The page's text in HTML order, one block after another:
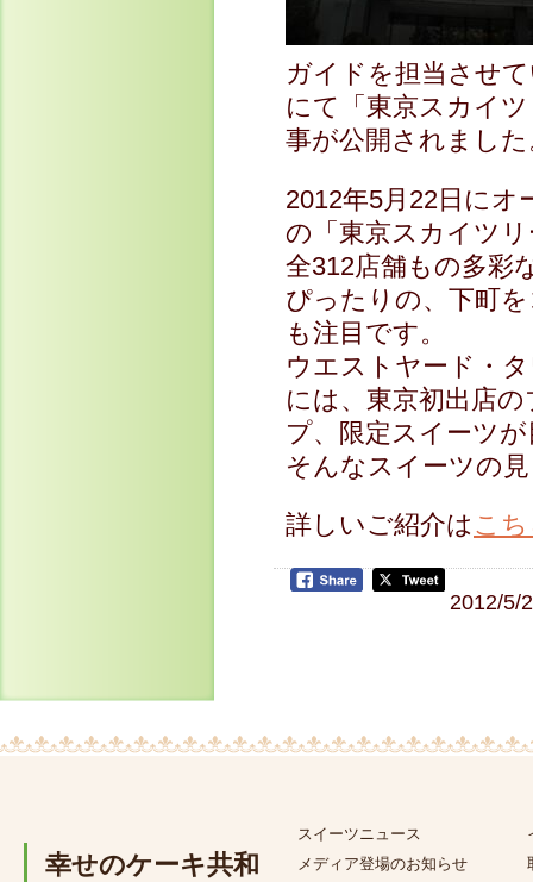
ガイドを担当させ
にて「東京スカイ
事が公開されました
2012年5月22日に
の「東京スカイツ
全312店舗もの多彩
ぴったりの、下町
も注目です。
ウエストヤード・
には、東京初出店
プ、限定スイーツ
そんなスイーツの
詳しいご紹介は こ
2012/5/
幸せのケーキ共和
スイーツニュース
メディア登場のお知らせ